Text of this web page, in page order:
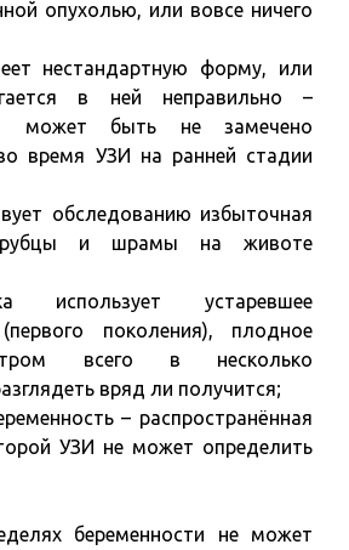
опухолью, или вовсе ничего
нестандартную форму, или
в ней неправильно –
может быть не замечено
время УЗИ на ранней стадии
обследованию избыточная
и шрамы на животе
использует устаревшее
поколения), плодное
всего в несколько
вряд ли получится;
– распространённая
УЗИ не может определить
беременности не может